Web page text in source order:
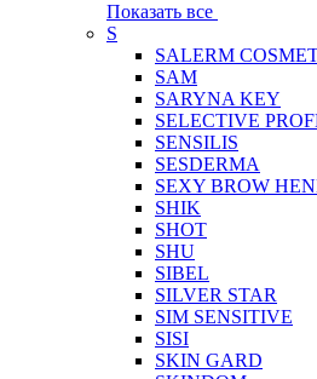
Показать все
S
SALERM
SAM
SARYNA KEY
SELECTIVE
SENSILIS
SESDERMA
SEXY BROW
SHIK
SHOT
SHU
SIBEL
SILVER STAR
SIM SENSITIVE
SISI
SKIN GARD